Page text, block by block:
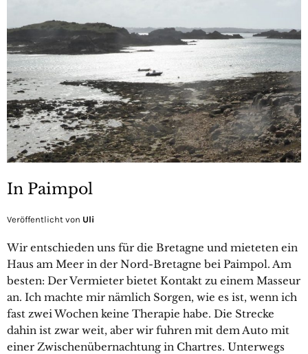
In Paimpol
Veröffentlicht von Uli
Wir entschieden uns für die Bretagne und mieteten ein
Haus am Meer in der Nord-Bretagne bei Paimpol. Am
besten: Der Vermieter bietet Kontakt zu einem Masseur
an. Ich machte mir nämlich Sorgen, wie es ist, wenn ich
fast zwei Wochen keine Therapie habe. Die Strecke
dahin ist zwar weit, aber wir fuhren mit dem Auto mit
einer Zwischenübernachtung in Chartres. Unterwegs